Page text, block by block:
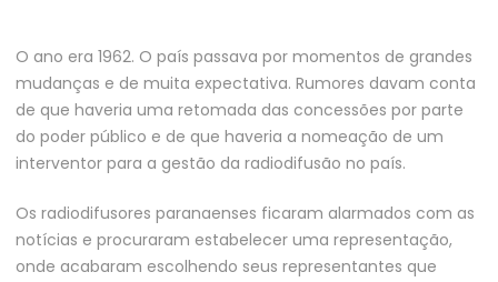
O ano era 1962. O país passava por momentos de grandes
mudanças e de muita expectativa. Rumores davam conta
de que haveria uma retomada das concessões por parte
do poder público e de que haveria a nomeação de um
interventor para a gestão da radiodifusão no país.
Os radiodifusores paranaenses ficaram alarmados com as
notícias e procuraram estabelecer uma representação,
onde acabaram escolhendo seus representantes que